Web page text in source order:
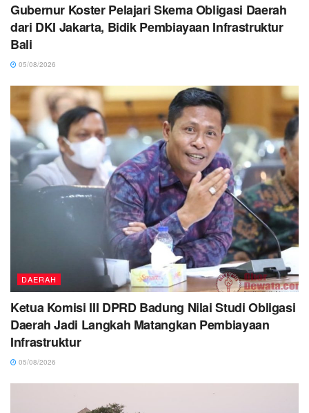
Gubernur Koster Pelajari Skema Obligasi Daerah
dari DKI Jakarta, Bidik Pembiayaan Infrastruktur
Bali
05/08/2026
DAERAH
Ketua Komisi III DPRD Badung Nilai Studi Obligasi
Daerah Jadi Langkah Matangkan Pembiayaan
Infrastruktur
05/08/2026